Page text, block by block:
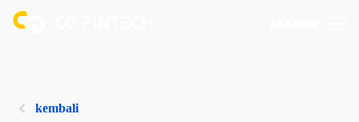
kembali